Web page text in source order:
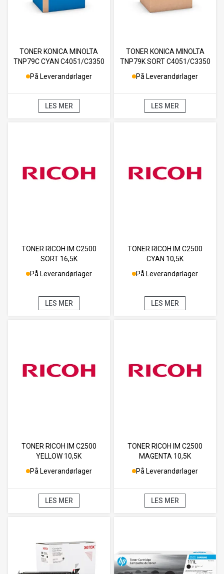
TONER KONICA MINOLTA
TNP79C CYAN C4051/C3350
På Leverandørlager
LES MER
TONER KONICA MINOLTA
TNP79K SORT C4051/C3350
På Leverandørlager
LES MER
TONER RICOH IM C2500
SORT 16,5K
På Leverandørlager
LES MER
TONER RICOH IM C2500
CYAN 10,5K
På Leverandørlager
LES MER
TONER RICOH IM C2500
YELLOW 10,5K
På Leverandørlager
LES MER
TONER RICOH IM C2500
MAGENTA 10,5K
På Leverandørlager
LES MER